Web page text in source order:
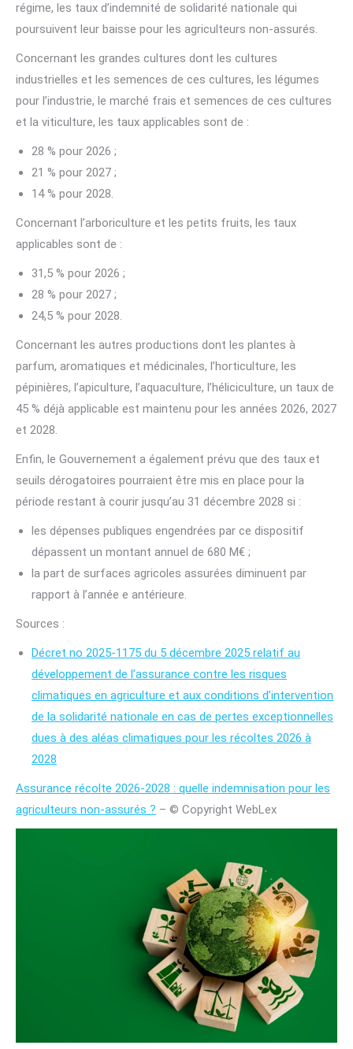
régime, les taux d’indemnité de solidarité nationale qui
poursuivent leur baisse pour les agriculteurs non-assurés.
Concernant les grandes cultures dont les cultures
industrielles et les semences de ces cultures, les légumes
pour l’industrie, le marché frais et semences de ces cultures
et la viticulture, les taux applicables sont de :
28 % pour 2026 ;
21 % pour 2027 ;
14 % pour 2028.
Concernant l’arboriculture et les petits fruits, les taux
applicables sont de :
31,5 % pour 2026 ;
28 % pour 2027 ;
24,5 % pour 2028.
Concernant les autres productions dont les plantes à
parfum, aromatiques et médicinales, l’horticulture, les
pépinières, l’apiculture, l’aquaculture, l’héliciculture, un taux de
45 % déjà applicable est maintenu pour les années 2026, 2027
et 2028.
Enfin, le Gouvernement a également prévu que des taux et
seuils dérogatoires pourraient être mis en place pour la
période restant à courir jusqu’au 31 décembre 2028 si :
les dépenses publiques engendrées par ce dispositif
dépassent un montant annuel de 680 M€ ;
la part de surfaces agricoles assurées diminuent par
rapport à l’année e antérieure.
Sources :
Décret no 2025-1175 du 5 décembre 2025 relatif au
développement de l’assurance contre les risques
climatiques en agriculture et aux conditions d’intervention
de la solidarité nationale en cas de pertes exceptionnelles
dues à des aléas climatiques pour les récoltes 2026 à
2028
Assurance récolte 2026-2028 : quelle indemnisation pour les
agriculteurs non-assurés ? – © Copyright WebLex